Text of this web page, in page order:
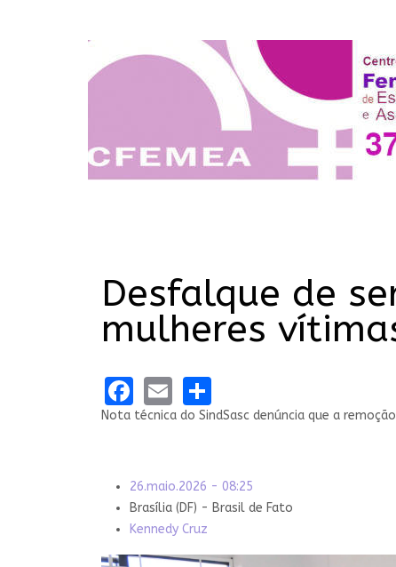
Desfalque de
mulheres
Facebook
Email
Nota técnica do SindSasc denúncia que a
26.maio.2026 - 08:25
Brasília (DF) - Brasil de Fato
Kennedy Cruz